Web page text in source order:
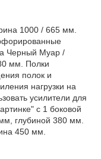
1000 / 665 мм.
Черный Муар /
мм. Полки
полок и
нагрузки на
усилители для
c 1 боковой
глубиной 380 мм.
450 мм.